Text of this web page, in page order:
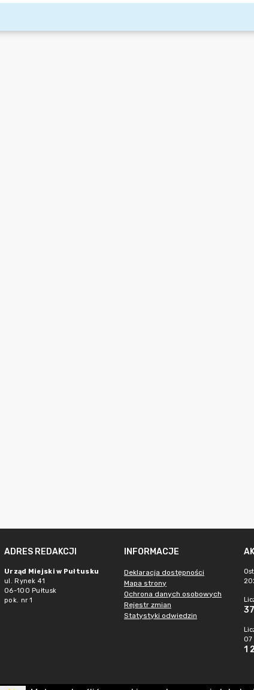
ADRES REDAKCJI
Urząd Miejski w Pułtusku
ul. Rynek 41
06-100 Pułtusk
pok. nr 1
INFORMACJE
Deklaracja dostępności
Mapa strony
Ochrona danych osobowych
Rejestr zmian
Statystyki odwiedzin
07
1